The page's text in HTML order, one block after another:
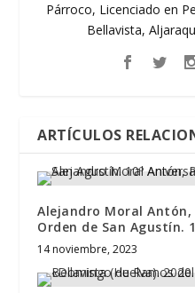
Párroco, Licenciado en
Bellavista,
ARTÍCULOS
Alejandro Moral Antón,
Orden de San Agustín.
14 noviembre, 2023